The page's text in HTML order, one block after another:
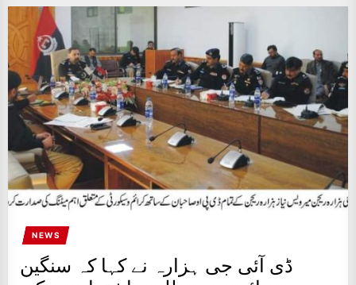
NEWS
ڈی آئی جی ہزارہ نے کہا کہ سنگین